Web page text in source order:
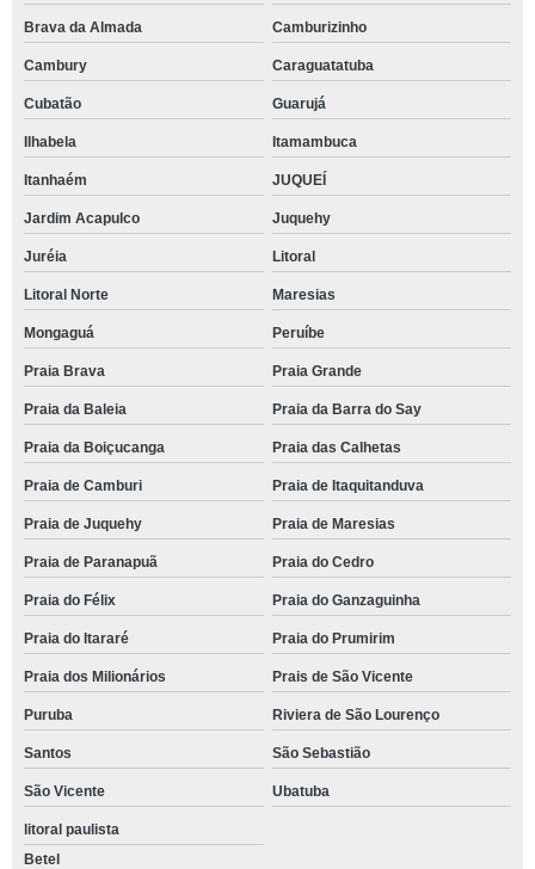
Brava da Almada Camburizinho
Cambury Caraguatatuba
Cubatão Guarujá
Ilhabela Itamambuca
Itanhaém JUQUEÍ
Jardim Acapulco Juquehy
Juréia Litoral
Litoral Norte Maresias
Mongaguá Peruíbe
Praia Brava Praia Grande
Praia da Baleia Praia da Barra do Say
Praia da Boiçucanga Praia das Calhetas
Praia de Camburi Praia de Itaquitanduva
Praia de Juquehy Praia de Maresias
Praia de Paranapuã Praia do Cedro
Praia do Félix Praia do Ganzaguinha
Praia do Itararé Praia do Prumirim
Praia dos Milionários Prais de São Vicente
Puruba Riviera de São Lourenço
Santos São Sebastião
São Vicente Ubatuba
litoral paulista
Betel